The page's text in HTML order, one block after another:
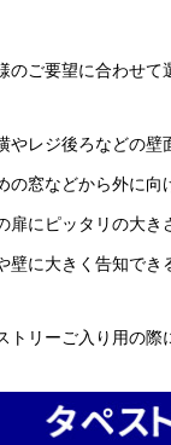
のご要望に合わせて
やレジ後ろなどの
の窓などから外に
扉にピッタリの大
壁に大きく告知で
トリーご入り用の際